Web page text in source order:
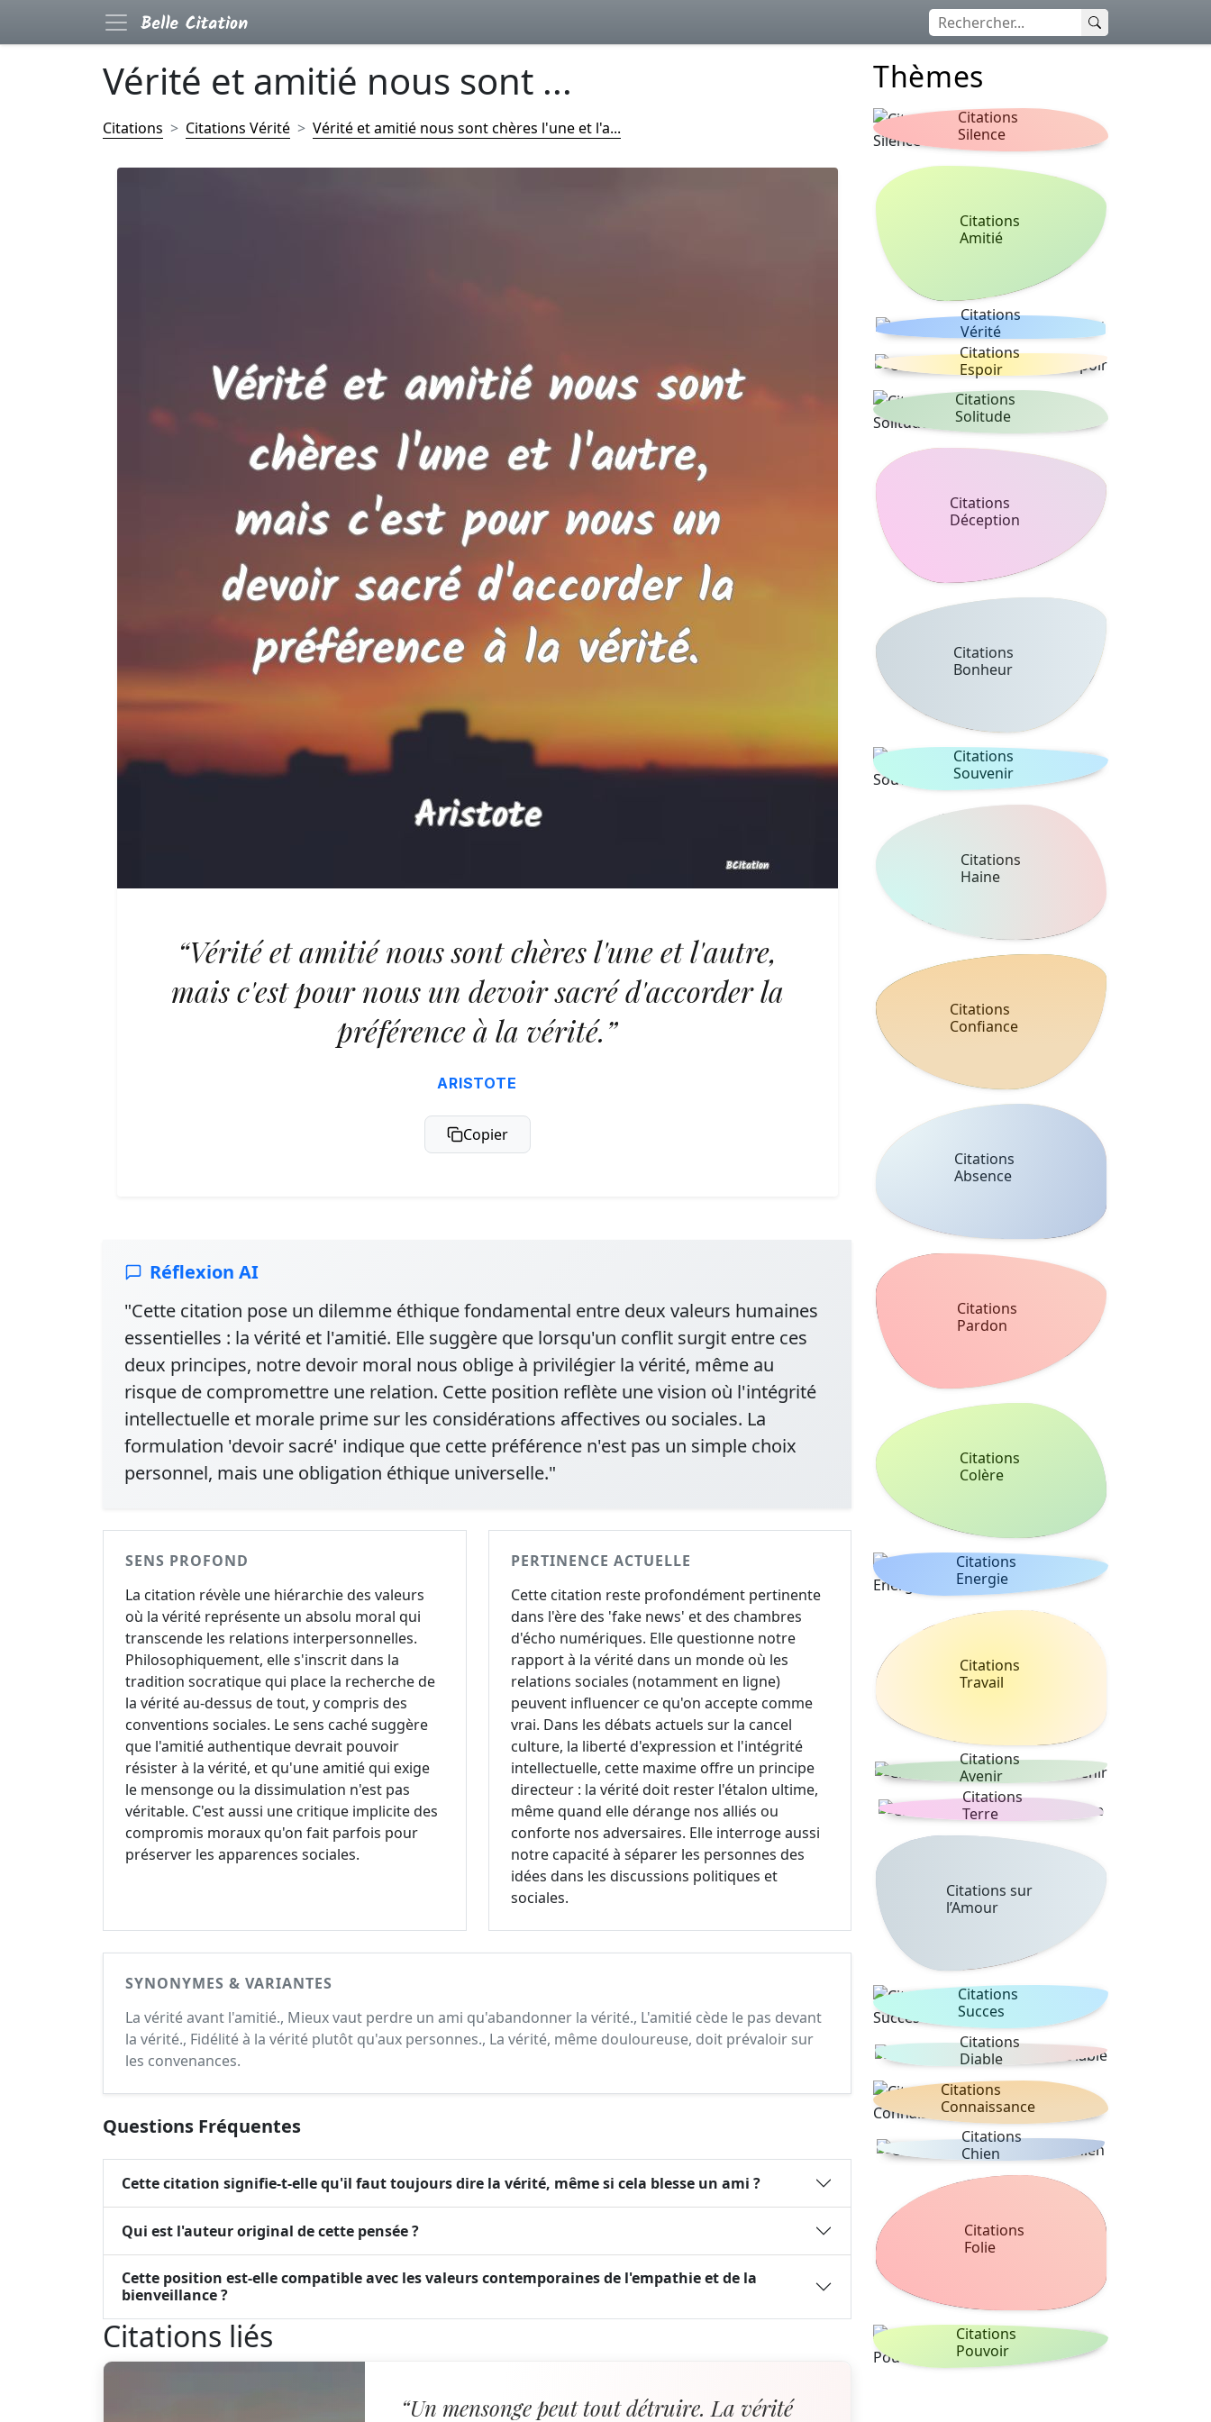
Vérité et amitié nous sont ...
Citations Citations Vérité Vérité et amitié nous sont chères l'une et l'a...
“Vérité et amitié nous sont chères l'une et l'autre,
mais c'est pour nous un devoir sacré d'accorder la
préférence à la vérité.”
ARISTOTE
Copier
Réflexion AI
"Cette citation pose un dilemme éthique fondamental entre deux valeurs humaines
essentielles : la vérité et l'amitié. Elle suggère que lorsqu'un conflit surgit entre ces
deux principes, notre devoir moral nous oblige à privilégier la vérité, même au
risque de compromettre une relation. Cette position reflète une vision où l'intégrité
intellectuelle et morale prime sur les considérations affectives ou sociales. La
formulation 'devoir sacré' indique que cette préférence n'est pas un simple choix
personnel, mais une obligation éthique universelle."
SENS PROFOND
La citation révèle une hiérarchie des valeurs
où la vérité représente un absolu moral qui
transcende les relations interpersonnelles.
Philosophiquement, elle s'inscrit dans la
tradition socratique qui place la recherche de
la vérité au-dessus de tout, y compris des
conventions sociales. Le sens caché suggère
que l'amitié authentique devrait pouvoir
résister à la vérité, et qu'une amitié qui exige
le mensonge ou la dissimulation n'est pas
véritable. C'est aussi une critique implicite des
compromis moraux qu'on fait parfois pour
préserver les apparences sociales.
PERTINENCE ACTUELLE
Cette citation reste profondément pertinente
dans l'ère des 'fake news' et des chambres
d'écho numériques. Elle questionne notre
rapport à la vérité dans un monde où les
relations sociales (notamment en ligne)
peuvent influencer ce qu'on accepte comme
vrai. Dans les débats actuels sur la cancel
culture, la liberté d'expression et l'intégrité
intellectuelle, cette maxime offre un principe
directeur : la vérité doit rester l'étalon ultime,
même quand elle dérange nos alliés ou
conforte nos adversaires. Elle interroge aussi
notre capacité à séparer les personnes des
idées dans les discussions politiques et
sociales.
SYNONYMES & VARIANTES
La vérité avant l'amitié., Mieux vaut perdre un ami qu'abandonner la vérité., L'amitié cède le pas devant
la vérité., Fidélité à la vérité plutôt qu'aux personnes., La vérité, même douloureuse, doit prévaloir sur
les convenances.
Questions Fréquentes
Cette citation signifie-t-elle qu'il faut toujours dire la vérité, même si cela blesse un ami ?
Qui est l'auteur original de cette pensée ?
Cette position est-elle compatible avec les valeurs contemporaines de l'empathie et de la
bienveillance ?
Citations liés
“Un mensonge peut tout détruire. La vérité
Thèmes
Citations
Silence
Citations
Amitié
Citations
Vérité
Citations
Espoir
Citations
Solitude
Citations
Déception
Citations
Bonheur
Citations
Souvenir
Citations
Haine
Citations
Confiance
Citations
Absence
Citations
Pardon
Citations
Colère
Citations
Energie
Citations
Travail
Citations
Avenir
Citations
Terre
Citations sur
l’Amour
Citations
Succes
Citations
Diable
Citations
Connaissance
Citations
Chien
Citations
Folie
Citations
Pouvoir